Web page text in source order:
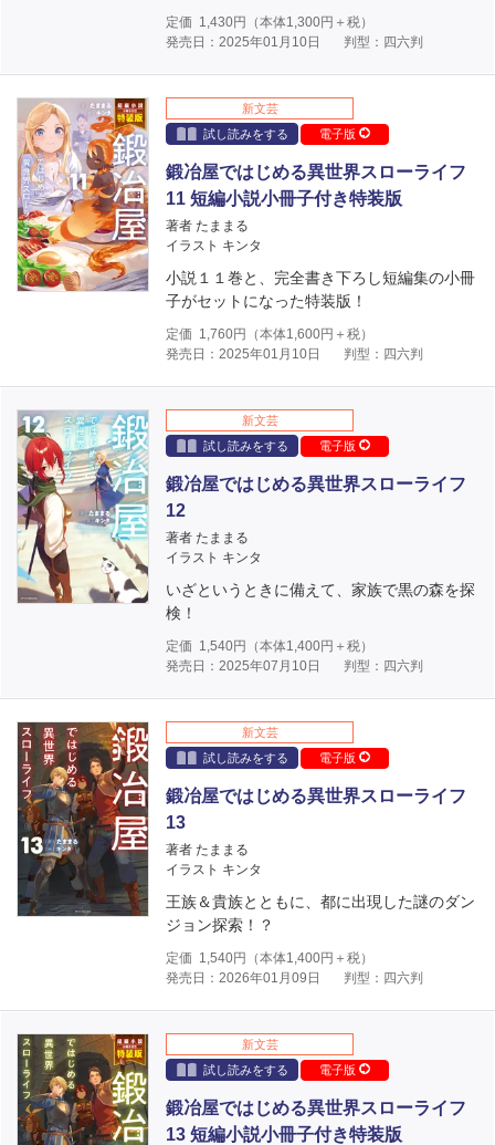
定価 1,430円（本体1,300円＋税）
発売日：2025年01月10日
判型：四六判
新文芸
試し読みをする
電子版
鍛冶屋ではじめる異世界スローライフ
11 短編小説小冊子付き特装版
著者 たままる
イラスト キンタ
小説１１巻と、完全書き下ろし短編集の小冊
子がセットになった特装版！
定価 1,760円（本体1,600円＋税）
発売日：2025年01月10日
判型：四六判
新文芸
試し読みをする
電子版
鍛冶屋ではじめる異世界スローライフ
12
著者 たままる
イラスト キンタ
いざというときに備えて、家族で黒の森を探
検！
定価 1,540円（本体1,400円＋税）
発売日：2025年07月10日
判型：四六判
新文芸
試し読みをする
電子版
鍛冶屋ではじめる異世界スローライフ
13
著者 たままる
イラスト キンタ
王族＆貴族とともに、都に出現した謎のダン
ジョン探索！？
定価 1,540円（本体1,400円＋税）
発売日：2026年01月09日
判型：四六判
新文芸
試し読みをする
電子版
鍛冶屋ではじめる異世界スローライフ
13 短編小説小冊子付き特装版